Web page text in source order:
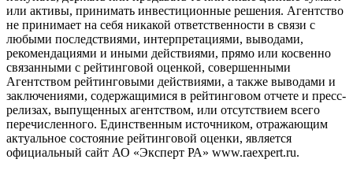
или активы, принимать инвестиционные решения. Агентство
не принимает на себя никакой ответственности в связи с
любыми последствиями, интерпретациями, выводами,
рекомендациями и иными действиями, прямо или косвенно
связанными с рейтинговой оценкой, совершенными
Агентством рейтинговыми действиями, а также выводами и
заключениями, содержащимися в рейтинговом отчете и пресс-
релизах, выпущенных агентством, или отсутствием всего
перечисленного. Единственным источником, отражающим
актуальное состояние рейтинговой оценки, является
официальный сайт АО «Эксперт РА» www.raexpert.ru.